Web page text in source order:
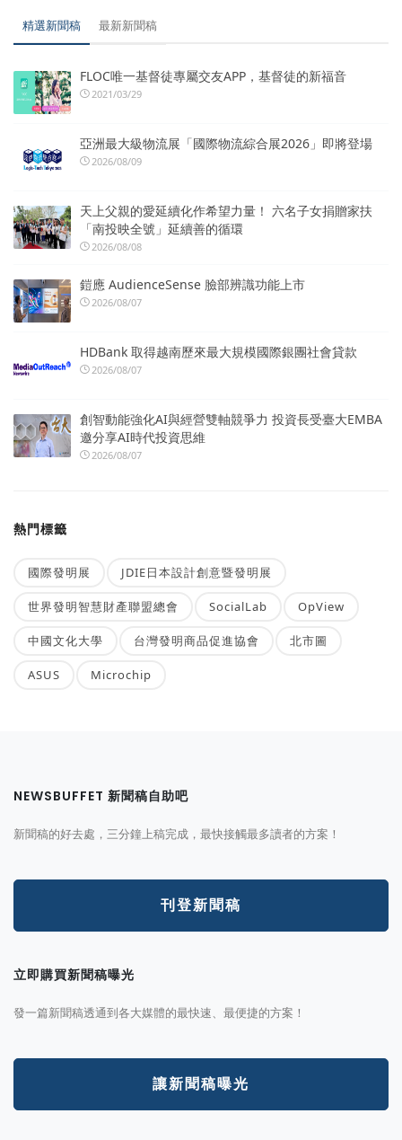
精選新聞稿 最新新聞稿
FLOC唯一基督徒專屬交友APP，基督徒的新福音
2021/03/29
亞洲最大級物流展「國際物流綜合展2026」即將登場
2026/08/09
天上父親的愛延續化作希望力量！ 六名子女捐贈家扶
「南投映全號」延續善的循環
2026/08/08
鎧應 AudienceSense 臉部辨識功能上市
2026/08/07
HDBank 取得越南歷來最大規模國際銀團社會貸款
2026/08/07
創智動能強化AI與經營雙軸競爭力 投資長受臺大EMBA
邀分享AI時代投資思維
2026/08/07
熱門標籤
國際發明展 JDIE日本設計創意暨發明展
世界發明智慧財產聯盟總會 SocialLab OpView
中國文化大學 台灣發明商品促進協會 北市圖
ASUS Microchip
NEWSBUFFET 新聞稿自助吧
新聞稿的好去處，三分鐘上稿完成，最快接觸最多讀者的方案！
刊登新聞稿
立即購買新聞稿曝光
發一篇新聞稿透通到各大媒體的最快速、最便捷的方案！
讓新聞稿曝光